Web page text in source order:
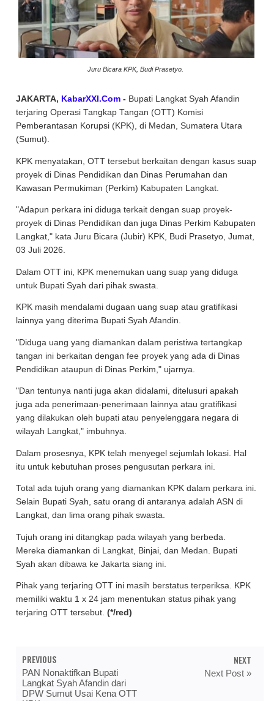
Juru Bicara KPK, Budi Prasetyo.
JAKARTA, KabarXXI.Com - Bupati Langkat Syah Afandin
terjaring Operasi Tangkap Tangan (OTT) Komisi
Pemberantasan Korupsi (KPK), di Medan, Sumatera Utara
(Sumut).
KPK menyatakan, OTT tersebut berkaitan dengan kasus suap
proyek di Dinas Pendidikan dan Dinas Perumahan dan
Kawasan Permukiman (Perkim) Kabupaten Langkat.
"Adapun perkara ini diduga terkait dengan suap proyek-
proyek di Dinas Pendidikan dan juga Dinas Perkim Kabupaten
Langkat," kata Juru Bicara (Jubir) KPK, Budi Prasetyo, Jumat,
03 Juli 2026.
Dalam OTT ini, KPK menemukan uang suap yang diduga
untuk Bupati Syah dari pihak swasta.
KPK masih mendalami dugaan uang suap atau gratifikasi
lainnya yang diterima Bupati Syah Afandin.
"Diduga uang yang diamankan dalam peristiwa tertangkap
tangan ini berkaitan dengan fee proyek yang ada di Dinas
Pendidikan ataupun di Dinas Perkim," ujarnya.
"Dan tentunya nanti juga akan didalami, ditelusuri apakah
juga ada penerimaan-penerimaan lainnya atau gratifikasi
yang dilakukan oleh bupati atau penyelenggara negara di
wilayah Langkat," imbuhnya.
Dalam prosesnya, KPK telah menyegel sejumlah lokasi. Hal
itu untuk kebutuhan proses pengusutan perkara ini.
Total ada tujuh orang yang diamankan KPK dalam perkara ini.
Selain Bupati Syah, satu orang di antaranya adalah ASN di
Langkat, dan lima orang pihak swasta.
Tujuh orang ini ditangkap pada wilayah yang berbeda.
Mereka diamankan di Langkat, Binjai, dan Medan. Bupati
Syah akan dibawa ke Jakarta siang ini.
Pihak yang terjaring OTT ini masih berstatus terperiksa. KPK
memiliki waktu 1 x 24 jam menentukan status pihak yang
terjaring OTT tersebut. (*/red)
PREVIOUS
PAN Nonaktifkan Bupati
Langkat Syah Afandin dari
DPW Sumut Usai Kena OTT
NEXT
Next Post »